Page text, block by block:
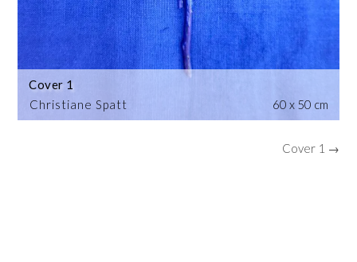
Christiane Spatt
Cover 1
60 x 50 cm
Cover 1 →